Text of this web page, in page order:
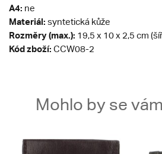
A4: ne
Materiál: syntetická kůže
Rozměry (max.): 19,5 x 10 x 2,5 cm
Kód zboží: CCW08-2
Mohlo by se